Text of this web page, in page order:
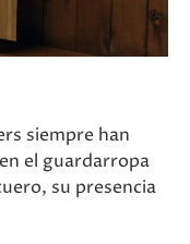
siempre han
el guardarropa
su presencia